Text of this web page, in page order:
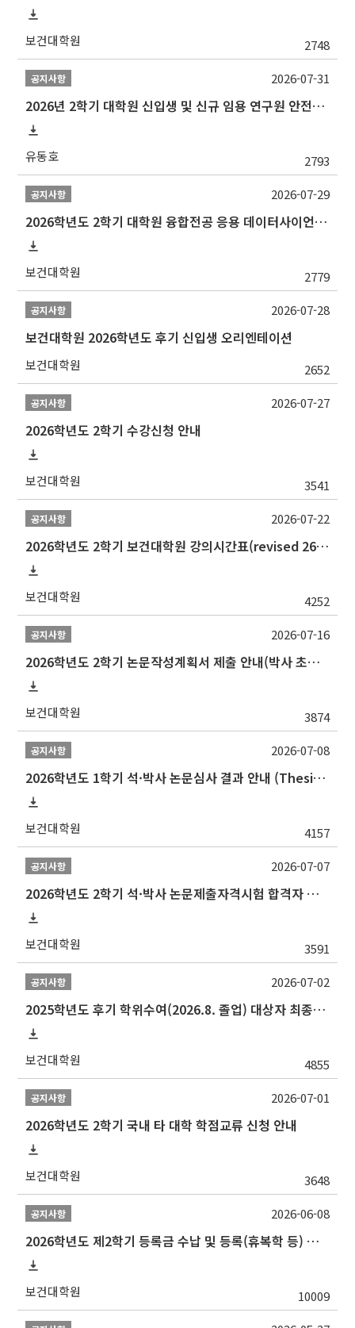
보건대학원 2748
공지사항
2026년 2학기 대학원 신입생 및 신규 임용 연구원 안전환경교육(신규교육) 실시 안내
유동호 2793
2026-07-31
공지사항
2026학년도 2학기 대학원 융합전공 응용 데이터사이언스 선발 계획 알림
보건대학원 2779
2026-07-29
공지사항
보건대학원 2026학년도 후기 신입생 오리엔테이션
보건대학원 2652
2026-07-28
공지사항
2026학년도 2학기 수강신청 안내
보건대학원 3541
2026-07-27
공지사항
2026학년도 2학기 보건대학원 강의시간표(revised 260803)(2026 2nd SEMESTER SNU GSPH TIMETABLE)
보건대학원 4252
2026-07-22
공지사항
2026학년도 2학기 논문작성계획서 제출 안내(박사 초심 일정 포함)_Thesis Proposal
보건대학원 3874
2026-07-16
공지사항
2026학년도 1학기 석·박사 논문심사 결과 안내 (Thesis Defense Result)
보건대학원 4157
2026-07-08
공지사항
2026학년도 2학기 석·박사 논문제출자격시험 합격자 공고(TSQ Exam Result)
보건대학원 3591
2026-07-07
공지사항
2025학년도 후기 학위수여(2026.8. 졸업) 대상자 최종인준 논문 제출 안내
보건대학원 4855
2026-07-02
공지사항
2026학년도 2학기 국내 타 대학 학점교류 신청 안내
보건대학원 3648
2026-07-01
공지사항
2026학년도 제2학기 등록금 수납 및 등록(휴복학 등) 일정 안내
보건대학원 10009
2026-06-08